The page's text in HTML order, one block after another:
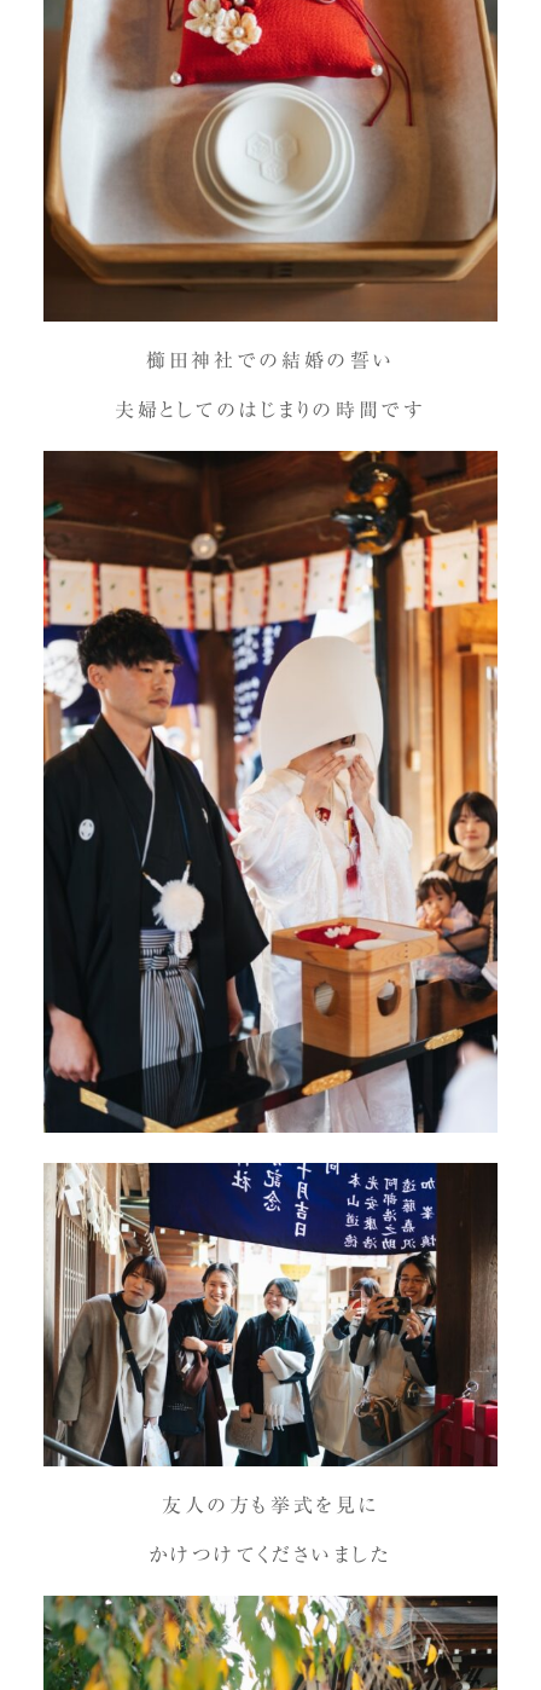
櫛田神社での結婚の誓い
夫婦としてのはじまりの時間です
友人の方も挙式を見に
かけつけてくださいました